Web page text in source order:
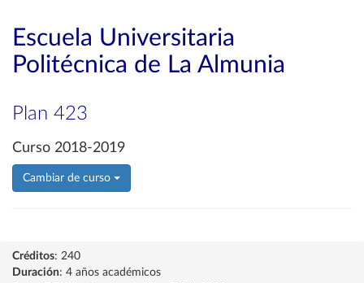
Escuela Universitaria
Politécnica de La Almunia
Plan 423
Curso 2018-2019
Cambiar de curso
Créditos: 240
Duración: 4 años académicos